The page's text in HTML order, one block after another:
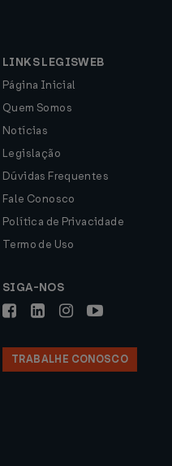
LINKS LEGISWEB
Página Inicial
Quem Somos
Notícias
Legislação
Dúvidas Frequentes
Fale Conosco
Política de Privacidade
Termo de Uso
SIGA-NOS
TRABALHE CONOSCO